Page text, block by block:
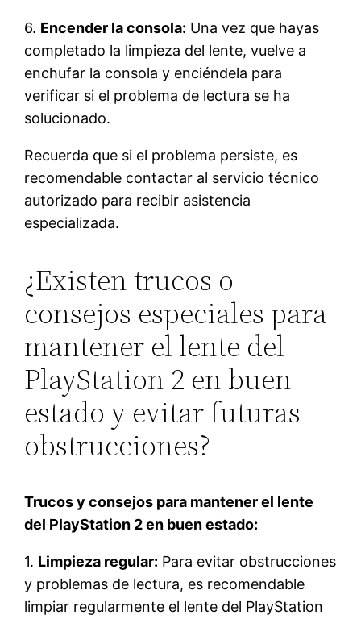
6. Encender la consola: Una vez que hayas
completado la limpieza del lente, vuelve a
enchufar la consola y enciéndela para
verificar si el problema de lectura se ha
solucionado.
Recuerda que si el problema persiste, es
recomendable contactar al servicio técnico
autorizado para recibir asistencia
especializada.
¿Existen trucos o
consejos especiales para
mantener el lente del
PlayStation 2 en buen
estado y evitar futuras
obstrucciones?
Trucos y consejos para mantener el lente
del PlayStation 2 en buen estado:
1. Limpieza regular: Para evitar obstrucciones
y problemas de lectura, es recomendable
limpiar regularmente el lente del PlayStation